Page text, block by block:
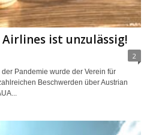
ist unzulässig!
2
Pandemie wurde der Verein für
Beschwerden über Austrian